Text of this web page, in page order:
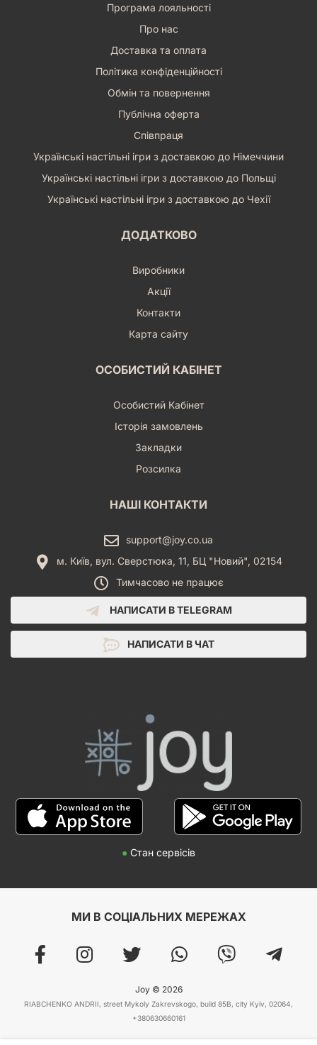
Програма лояльності
Про нас
Доставка та оплата
Політика конфіденційності
Обмін та повернення
Публічна оферта
Співпраця
Українські настільні ігри з доставкою до Німеччини
Українські настільні ігри з доставкою до Польщі
Українські настільні ігри з доставкою до Чехії
ДОДАТКОВО
Виробники
Акції
Контакти
Карта сайту
ОСОБИСТИЙ КАБІНЕТ
Особистий Кабінет
Історія замовлень
Закладки
Розсилка
НАШІ КОНТАКТИ
support@joy.co.ua
м. Київ, вул. Сверстюка, 11, БЦ "Новий", 02154
Тимчасово не працює
НАПИСАТИ В TELEGRAM
НАПИСАТИ В ЧАТ
● Стан сервісів
МИ В СОЦІАЛЬНИХ МЕРЕЖАХ
Joy © 2026
RIABCHENKO ANDRII, street Mykoly Zakrevskogo, build 85B, city Kyiv, 02064,
+380630660161